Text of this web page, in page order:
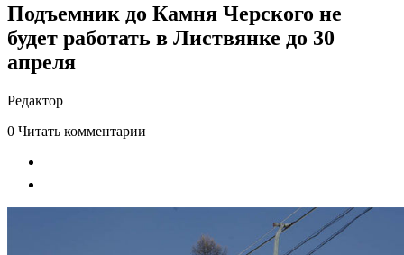
Подъемник до Камня Черского не
будет работать в Листвянке до 30
апреля
Редактор
0 Читать комментарии